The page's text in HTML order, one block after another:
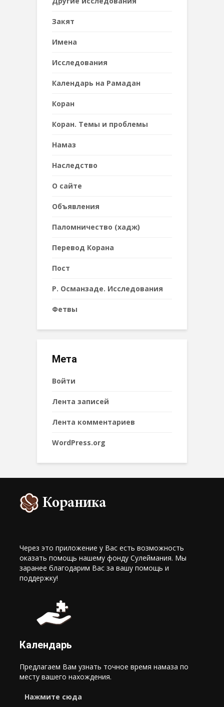
Закят
Имена
Исследования
Календарь на Рамадан
Коран
Коран. Темы и проблемы
Намаз
Наследствo
О сайте
Объявления
Паломничество (хадж)
Перевод Корана
Пост
Р. Османзаде. Исследования
Фетвы
Мета
Войти
Лента записей
Лента комментариев
WordPress.org
Через это приложение у Вас есть возможность
оказать помощь нашему фонду Сулеймания. Мы
заранее благодарим Вас за вашу помощь и
поддержку!
Календарь
Предлагаем Вам узнать точное время намаза по
месту вашего нахождения.
Нажмите сюда